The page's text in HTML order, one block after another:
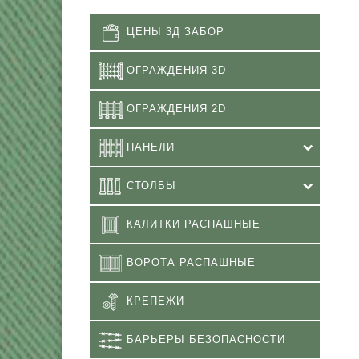
ЦЕНЫ 3Д ЗАБОР
ОГРАЖДЕНИЯ 3D
ОГРАЖДЕНИЯ 2D
ПАНЕЛИ
СТОЛБЫ
КАЛИТКИ РАСПАШНЫЕ
ВОРОТА РАСПАШНЫЕ
КРЕПЕЖИ
БАРЬЕРЫ БЕЗОПАСНОСТИ